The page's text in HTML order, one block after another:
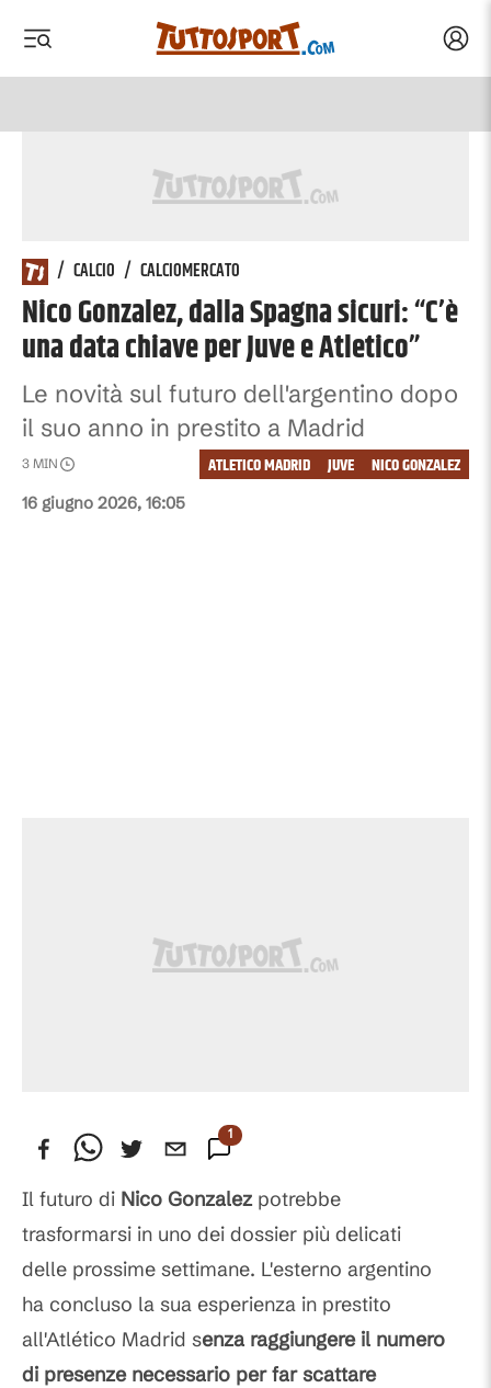
/ CALCIO / CALCIOMERCATO
Nico Gonzalez, dalla Spagna sicuri: “C’è
una data chiave per Juve e Atletico”
Le novità sul futuro dell'argentino dopo
il suo anno in prestito a Madrid
16 giugno 2026, 16:05
3 MIN NICO GONZALEZ
JUVE
ATLETICO MADRID
1
Il futuro di Nico Gonzalez potrebbe
trasformarsi in uno dei dossier più delicati
delle prossime settimane. L'esterno argentino
ha concluso la sua esperienza in prestito
all'Atlético Madrid senza raggiungere il numero
di presenze necessario per far scattare